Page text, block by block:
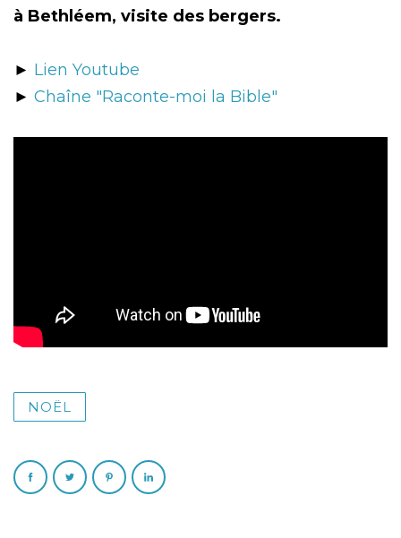
à Bethléem, visite des bergers.
► Lien Youtube
► Chaîne "Raconte-moi la Bible"
NOËL